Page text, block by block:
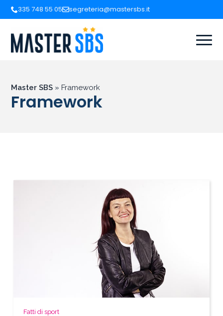
335 748 55 05 segreteria@mastersbs.it
Master SBS » Framework
Framework
Fatti di sport